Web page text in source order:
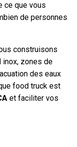
ce que vous
de personnes
construisons
inox, zones de
des eaux
food truck est
et faciliter vos